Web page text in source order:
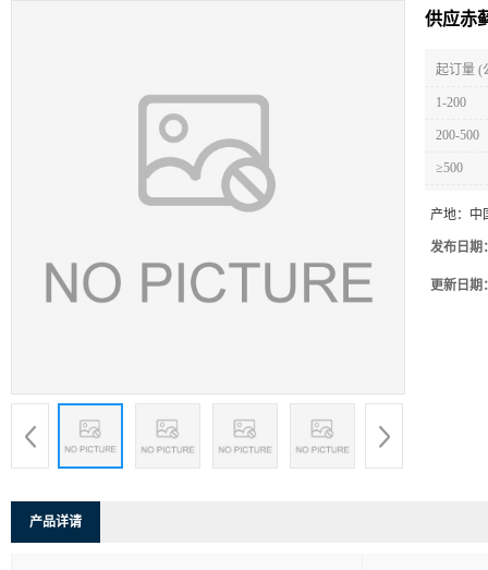
供应赤
起订量 (
1-200
200-500
≥500
产地： 中
发布日期
更新日期
产品详请